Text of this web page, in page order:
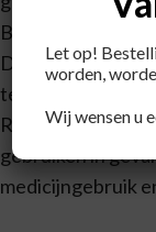
Buiten bereik van
Droog,
tenzij anders
Raadpleeg een
gebruiken in
medicijngebruik
Let op!
worden,
Wij wensen u